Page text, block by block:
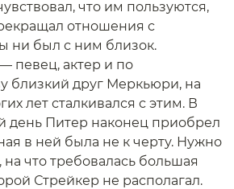
что им пользуются,
отношения с
ни был с ним близок.
певец, актер и по
близкий друг Меркьюри, на
лет сталкивался с этим. В
день Питер наконец приобрел
в ней была не к черту. Нужно
что требовалась большая
Стрейкер не располагал.